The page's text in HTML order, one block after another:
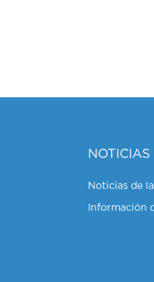
NOTICIAS
Noticias de
Información